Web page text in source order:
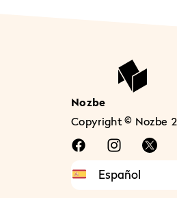
Nozbe
Copyright © Nozbe